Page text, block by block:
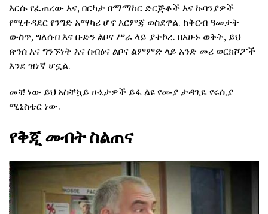
እርሱ የፈጠረው እና, በርካታ በማማከር ድርጅቶች እና ኩባንያዎች
የሚተዳደር የንግድ አማካሪ ሆኖ እርምጃ ወስደዋል. ከቅርብ ዓመታት
ውስጥ, ግለሰብ እና ቡድን ልቦና ሥራ ላይ ያተኮረ. በአሁኑ ወቅት, ይህ
ጽንሰ እና ግንኙነት እና ስብዕና ልቦና ልምምድ ላይ አንድ መሪ ወርክሾፖች
እንደ ዝነኛ ሆኗል.
መቼ ነው ይህ አስቸኳይ ሁኔታዎች ይፋ ልዩ የሙያ ታዳጊዬ የሩሲያ
ሚኒስቴር ነው.
የቅጂ መብት ስልጠና